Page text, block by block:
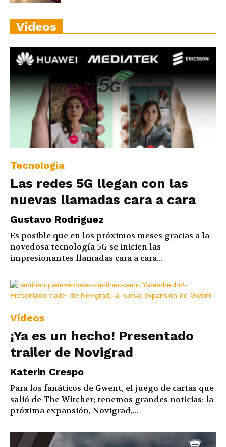
Vídeos
Tecnología
Las redes 5G llegan con las
nuevas llamadas cara a cara
Gustavo Rodriguez
Es posible que en los próximos meses gracias a la
novedosa tecnología 5G se inicien las
impresionantes llamadas cara a cara...
Vídeos
¡Ya es un hecho! Presentado
trailer de Novigrad
Katerin Crespo
Para los fanáticos de Gwent, el juego de cartas que
salió de The Witcher; tenemos grandes noticias: la
próxima expansión, Novigrad,...